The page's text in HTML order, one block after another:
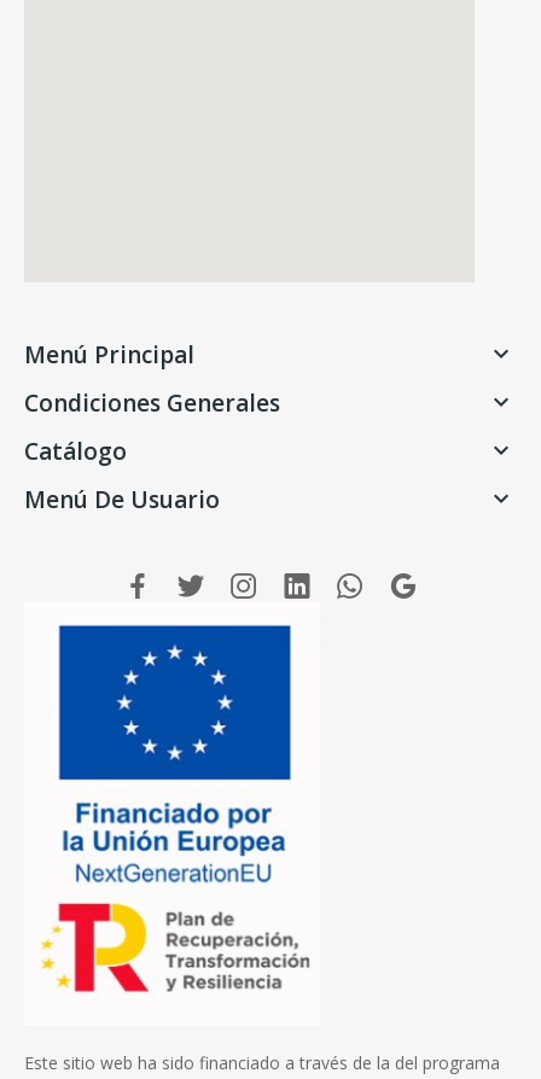
Menú Principal 
Condiciones Generales 
Catálogo 
Menú De Usuario 
Este sitio web ha sido financiado a través de la del programa